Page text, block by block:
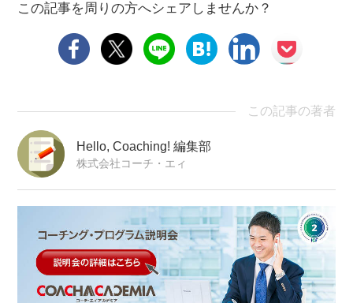
この記事を周りの方へシェアしませんか？
この記事の著者
Hello, Coaching! 編集部
株式会社コーチ・エィ